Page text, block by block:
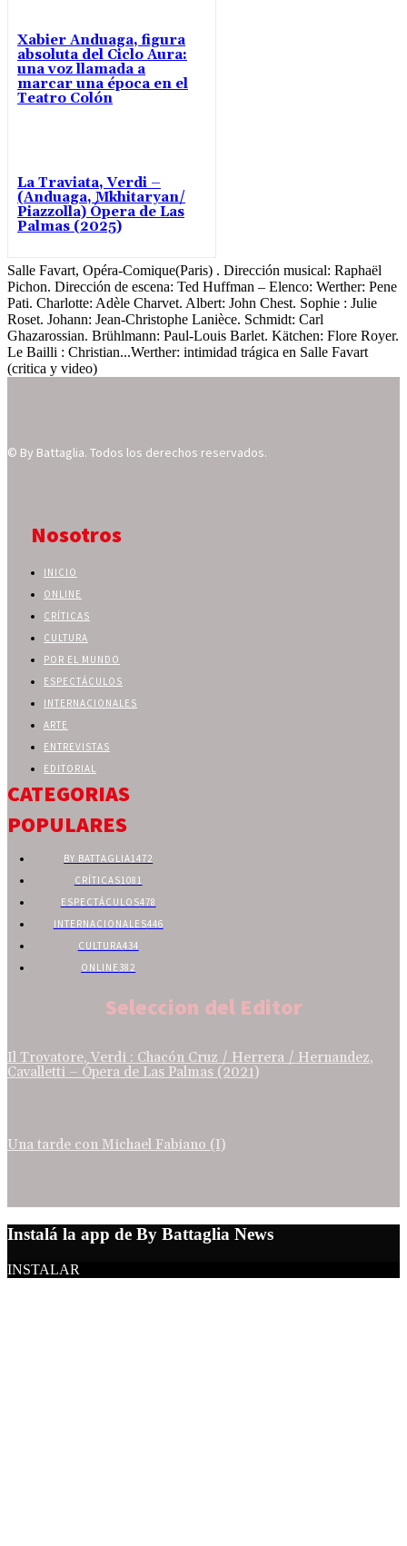
Xabier Anduaga, figura
absoluta del Ciclo Aura:
una voz llamada a
marcar una época en el
Teatro Colón
La Traviata, Verdi –
(Anduaga, Mkhitaryan/
Piazzolla) Ópera de Las
Palmas (2025)
Salle Favart, Opéra-Comique(Paris) . Dirección musical: Raphaël
Pichon. Dirección de escena: Ted Huffman – Elenco: Werther: Pene
Pati. Charlotte: Adèle Charvet. Albert: John Chest. Sophie : Julie
Roset. Johann: Jean-Christophe Lanièce. Schmidt: Carl
Ghazarossian. Brühlmann: Paul-Louis Barlet. Kätchen: Flore Royer.
Le Bailli : Christian...Werther: intimidad trágica en Salle Favart
(critica y video)
© By Battaglia. Todos los derechos reservados.
Nosotros
INICIO
ONLINE
CRÍTICAS
CULTURA
POR EL MUNDO
ESPECTÁCULOS
INTERNACIONALES
ARTE
ENTREVISTAS
EDITORIAL
CATEGORIAS
POPULARES
BY BATTAGLIA1472
CRÍTICAS1081
ESPECTÁCULOS478
INTERNACIONALES446
CULTURA434
ONLINE 382
Seleccion del Editor
Il Trovatore, Verdi : Chacón Cruz / Herrera / Hernandez,
Cavalletti – Ópera de Las Palmas (2021)
Una tarde con Michael Fabiano (I)
Instalá la app de By Battaglia News
INSTALAR